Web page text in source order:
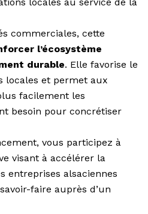
locales au service de la
commerciales, cette
l’écosystème
durable. Elle favorise le
locales et permet aux
facilement les
besoin pour concrétiser
vous participez à
visant à accélérer la
entreprises alsaciennes
faire auprès d’un